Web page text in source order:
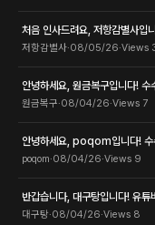
처음 인사드려요, 저항감별사입
저항감별사·08/05/26·Views
안녕하세요, 원금복구입니다!
원금복구·08/04/26·Views 7
안녕하세요, poqom입니다! 수
poqom·08/04/26·Views 9
반갑습니다, 대구탕입니다! 유
대구탕·08/04/26·Views 8